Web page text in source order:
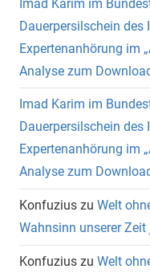
Imad Karim im
Dauerpersilschein des
Expertenanhörung im
Analyse zum
Imad Karim im
Dauerpersilschein des
Expertenanhörung im
Analyse zum
Konfuzius zu Welt
Wahnsinn unserer
Konfuzius zu Welt